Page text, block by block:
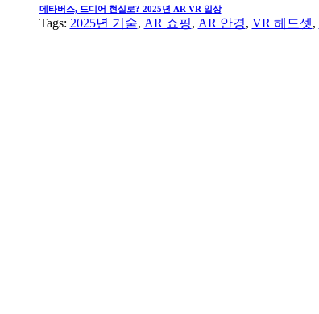
메타버스, 드디어 현실로? 2025년 AR VR 일상
Tags: 2025년 기술, AR 쇼핑, AR 안경, VR 헤드셋,